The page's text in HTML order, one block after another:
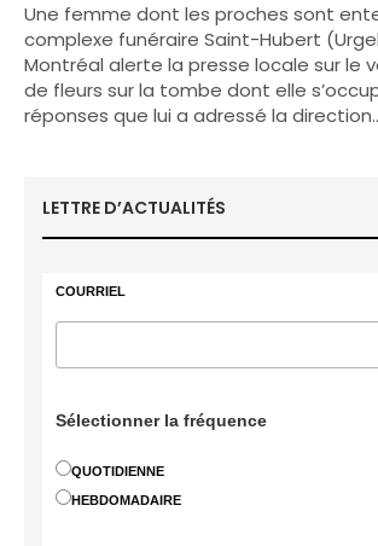
Une femme dont les proches sont
complexe funéraire Saint-Hubert
Montréal alerte la presse locale sur le
de fleurs sur la tombe dont elle
réponses que lui a adressé la
LETTRE D’ACTUALITÉS
COURRIEL
Sélectionner la fréquence
QUOTIDIENNE
HEBDOMADAIRE